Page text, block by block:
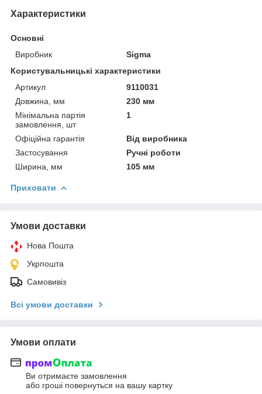
Характеристики
Основні
Виробник
Sigma
Користувальницькі характеристики
Артикул
9110031
Довжина, мм
230 мм
Мінімальна партія
замовлення, шт
1
Офіційна гарантія
Від виробника
Застосування
Ручні роботи
Ширина, мм
105 мм
Приховати
Умови доставки
Нова Пошта
Укрпошта
Самовивіз
Всі умови доставки
Умови оплати
Ви отримаєте замовлення
або гроші повернуться на вашу картку